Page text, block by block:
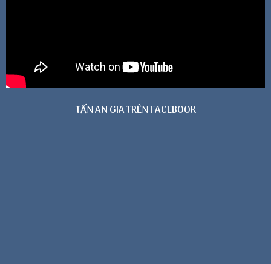
TẤN AN GIA TRÊN FACEBOOK